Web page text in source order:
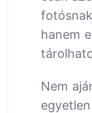
hanem
Nem